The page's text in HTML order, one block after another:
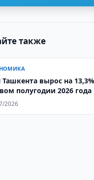
также
Ташкента вырос на
полугодии 2026 года
2026